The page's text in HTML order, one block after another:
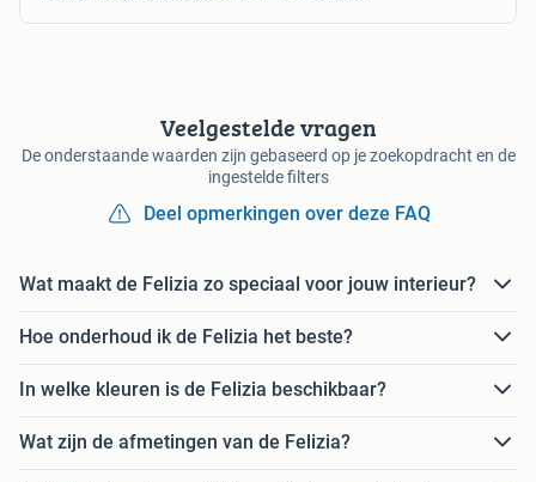
Veelgestelde vragen
De onderstaande waarden zijn gebaseerd op je zoekopdracht en de
ingestelde filters
Deel opmerkingen over deze FAQ
Wat maakt de Felizia zo speciaal voor jouw interieur?
Hoe onderhoud ik de Felizia het beste?
In welke kleuren is de Felizia beschikbaar?
Wat zijn de afmetingen van de Felizia?